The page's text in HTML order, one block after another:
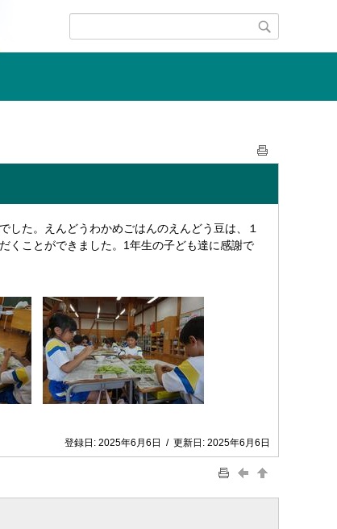
た。えんどうわかめごはんのえんどう豆は、１
くことができました。1年生の子ども達に感謝で
登録日: 2025年6月6日 / 更新日: 2025年6月6日